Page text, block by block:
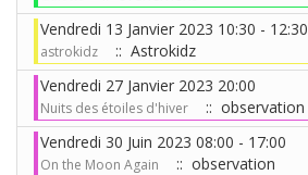
Vendredi 13 Janvier 2023 10:30 - 12:30
astrokidz
:: Astrokidz
Vendredi 27 Janvier 2023 20:00
Nuits des étoiles d'hiver
:: observation
Vendredi 30 Juin 2023 08:00 - 17:00
On the Moon Again
:: observation